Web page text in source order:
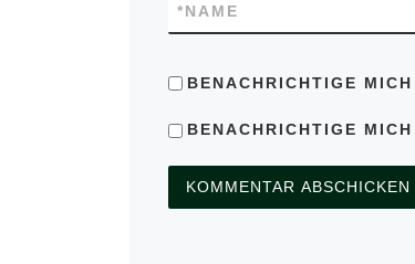
NAME
*
BENACHRICHTIGE
BENACHRICHTIGE